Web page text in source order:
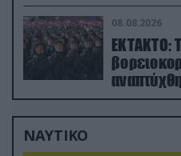
08.08.2026
ΕΚΤΑΚΤΟ:
Ρωσία
ΝΑΥΤΙΚΟ